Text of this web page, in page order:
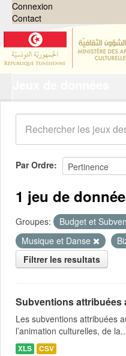
Connexion
Contact
Organisations
Groupes
Demandes 0
À propos
Par Ordre
1 jeu de
Groupes: Budget et
Musique et Danse
Filtrer les resultats
Subventions attribuées
Les subventions attribuées
l’animation culturelles, de
XLS CSV